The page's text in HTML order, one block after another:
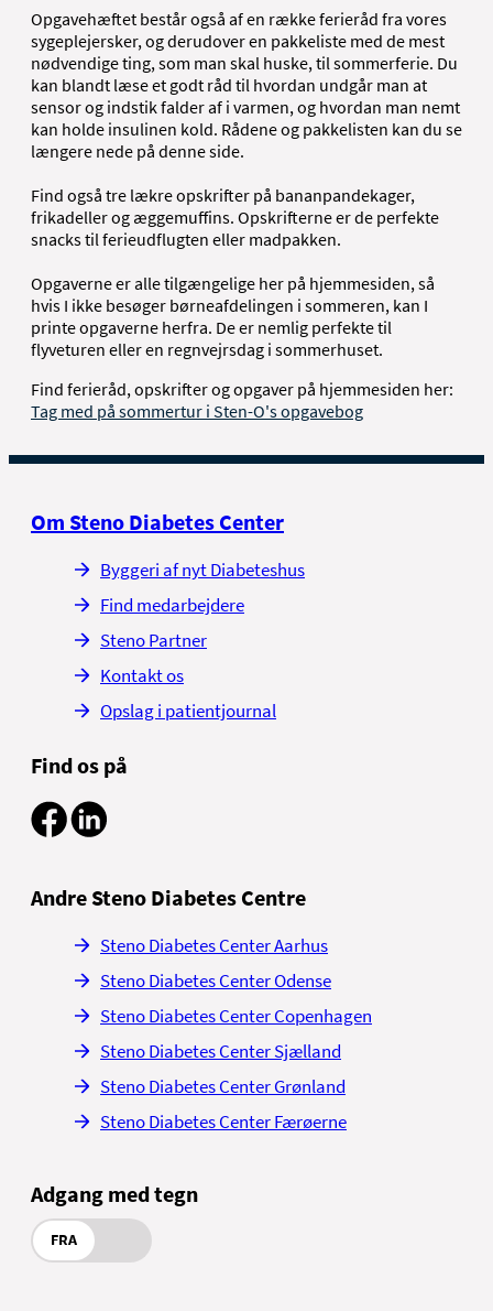
Opgavehæftet består også af en række ferieråd fra vores
sygeplejersker, og derudover en pakkeliste med de mest
nødvendige ting, som man skal huske, til sommerferie. Du
kan blandt læse et godt råd til hvordan undgår man at
sensor og indstik falder af i varmen, og hvordan man nemt
kan holde insulinen kold. Rådene og pakkelisten kan du se
længere nede på denne side.
Find også tre lækre opskrifter på bananpandekager,
frikadeller og æggemuffins. Opskrifterne er de perfekte
snacks til ferieudflugten eller madpakken.
Opgaverne er alle tilgængelige her på hjemmesiden, så
hvis I ikke besøger børneafdelingen i sommeren, kan I
printe opgaverne herfra. De er nemlig perfekte til
flyveturen eller en regnvejrsdag i sommerhuset.
Find ferieråd, opskrifter og opgaver på hjemmesiden her:
Tag med på sommertur i Sten-O's opgavebog
Om Steno Diabetes Center
Byggeri af nyt Diabeteshus
Find medarbejdere
Steno Partner
Kontakt os
Opslag i patientjournal
Find os på
Andre Steno Diabetes Centre
Steno Diabetes Center Aarhus
Steno Diabetes Center Odense
Steno Diabetes Center Copenhagen
Steno Diabetes Center Sjælland
Steno Diabetes Center Grønland
Steno Diabetes Center Færøerne
Adgang med tegn
FRA